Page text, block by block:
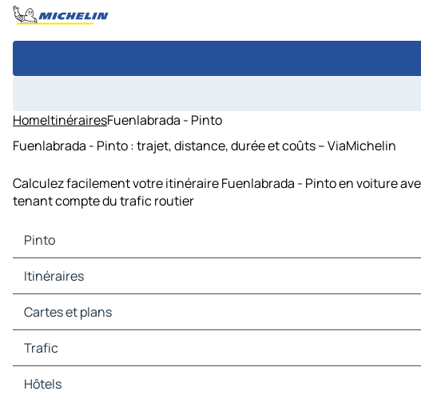
HomeItinérairesFuenlabrada - Pinto
Fuenlabrada - Pinto : trajet, distance, durée et coûts – ViaMichelin
Calculez facilement votre itinéraire Fuenlabrada - Pinto en voiture
tenant compte du trafic routier
Pinto
Pinto Cartes et plans
Pinto Trafic
Pinto Hôtels
Pinto Restaurants
Pinto Stations-service
Itinéraires
Itinéraires Pinto - Madrid
Itinéraires Pinto - Móstoles
Itinéraires Pinto - Alcalá de Henares
Itinéraires Pinto - Parla
Itinéraires Pinto - Valdemoro
Itinéraires Pinto - Getafe
Cartes et plans
Cartes et plans Madrid
Cartes et plans Móstoles
Cartes et plans Alcalá de Henares
Cartes et plans Parla
Trafic
Trafic Madrid
Trafic Móstoles
Hôtels